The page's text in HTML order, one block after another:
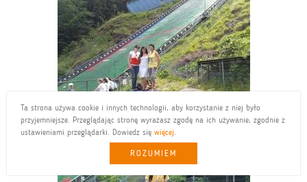
Ta strona używa cookie i innych technologii, aby korzystanie z niej było
przyjemniejsze. Przeglądając stronę wyrażasz zgodę na ich używanie, zgodnie z
ustawieniami przeglądarki. Dowiedz się więcej.
ROZUMIEM